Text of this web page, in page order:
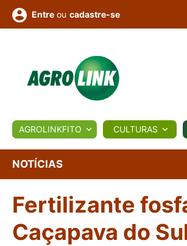
BIOLÓGICOS COTAÇÕES
Conversor Colunistas Eventos
Entre ou cadastre-se
AGROLINKFITO CULTURAS
NOTÍCIAS
Fertilizante
Caçapava do